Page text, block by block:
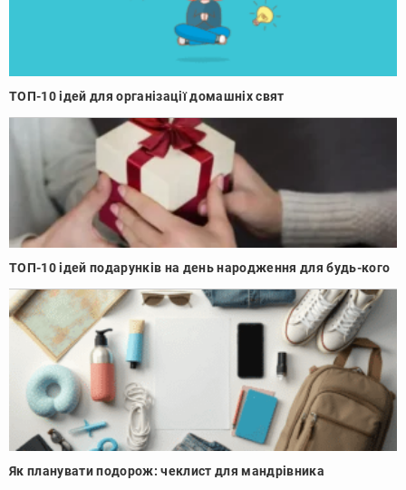
ТОП-10 ідей для організації домашніх свят
ТОП-10 ідей подарунків на день народження для будь-кого
Як планувати подорож: чеклист для мандрівника